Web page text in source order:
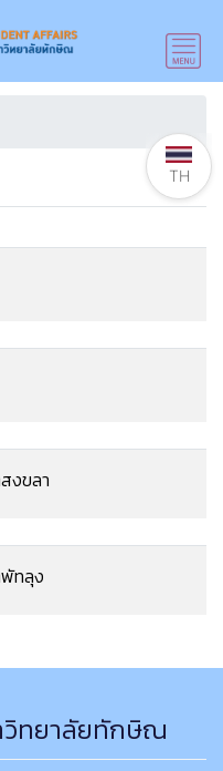
งขลา
ทลุง
วิทยาลัยทักษิณ
TH